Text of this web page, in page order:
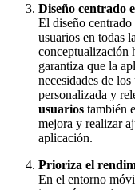
Diseño centrado
El diseño
usuarios en todas
conceptualización
garantiza que la
necesidades de
personalizada y
usuarios también
mejora y realizar
aplicación.
Prioriza el
En el entorno